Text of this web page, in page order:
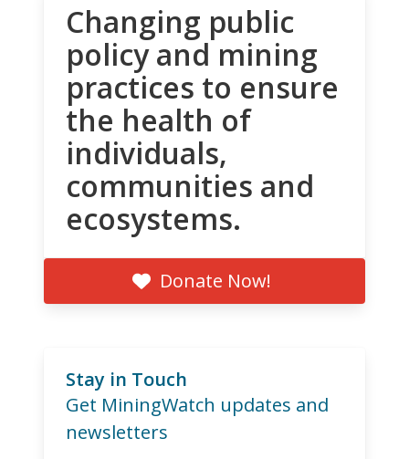
Changing public
policy and mining
practices to ensure
the health of
individuals,
communities and
ecosystems.
Donate Now!
Stay in Touch
Get MiningWatch updates and
newsletters